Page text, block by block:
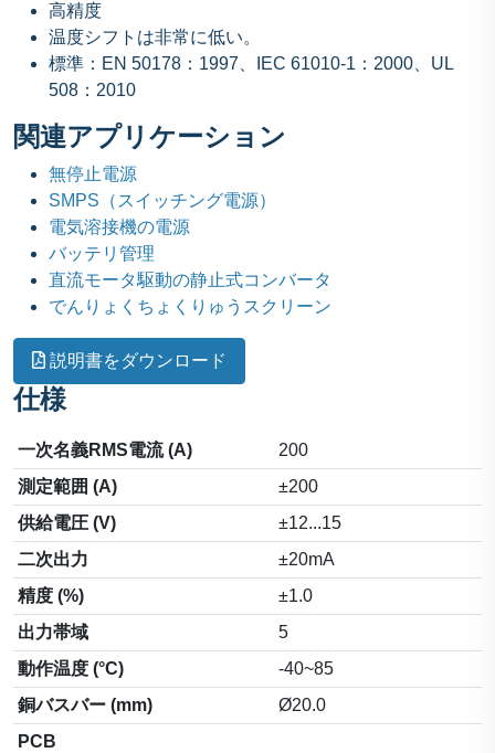
高精度
温度シフトは非常に低い。
標準：EN 50178：1997、IEC 61010-1：2000、UL
508：2010
関連アプリケーション
無停止電源
SMPS（スイッチング電源）
電気溶接機の電源
バッテリ管理
直流モータ駆動の静止式コンバータ
でんりょくちょくりゅうスクリーン
説明書をダウンロード
仕様
一次名義RMS電流 (A)
200
測定範囲 (A)
±200
供給電圧 (V)
±12...15
二次出力
±20mA
精度 (%)
±1.0
出力帯域
5
動作温度 (°C)
-40~85
銅バスバー (mm)
Ø20.0
PCB